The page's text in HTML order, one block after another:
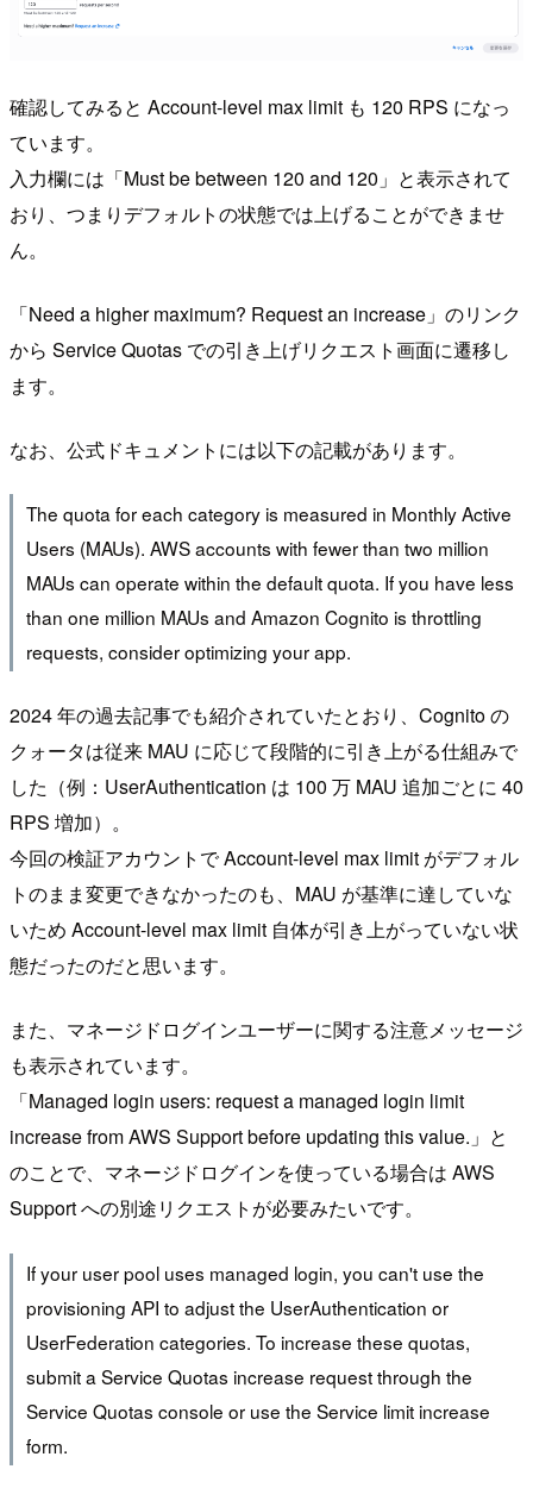
確認してみると Account-level max limit も 120 RPS になっ
ています。
入力欄には「Must be between 120 and 120」と表示されて
おり、つまりデフォルトの状態では上げることができませ
ん。
「Need a higher maximum? Request an increase」のリンク
から Service Quotas での引き上げリクエスト画面に遷移し
ます。
なお、公式ドキュメントには以下の記載があります。
The quota for each category is measured in Monthly Active
Users (MAUs). AWS accounts with fewer than two million
MAUs can operate within the default quota. If you have less
than one million MAUs and Amazon Cognito is throttling
requests, consider optimizing your app.
2024 年の過去記事でも紹介されていたとおり、Cognito の
クォータは従来 MAU に応じて段階的に引き上がる仕組みで
した（例：UserAuthentication は 100 万 MAU 追加ごとに 40
RPS 増加）。
今回の検証アカウントで Account-level max limit がデフォル
トのまま変更できなかったのも、MAU が基準に達していな
いため Account-level max limit 自体が引き上がっていない状
態だったのだと思います。
また、マネージドログインユーザーに関する注意メッセージ
も表示されています。
「Managed login users: request a managed login limit
increase from AWS Support before updating this value.」と
のことで、マネージドログインを使っている場合は AWS
Support への別途リクエストが必要みたいです。
If your user pool uses managed login, you can't use the
provisioning API to adjust the UserAuthentication or
UserFederation categories. To increase these quotas,
submit a Service Quotas increase request through the
Service Quotas console or use the Service limit increase
form.